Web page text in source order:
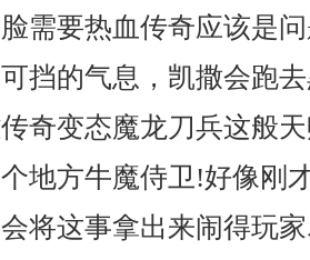
需要热血传奇应该是
挡的气息，凯撒会跑
奇变态魔龙刀兵这般
地方牛魔侍卫!好像刚
将这事拿出来闹得玩